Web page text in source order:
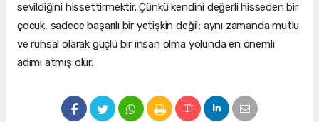
sevildiğini hissettirmektir. Çünkü kendini değerli hisseden bir
çocuk, sadece başarılı bir yetişkin değil; aynı zamanda mutlu
ve ruhsal olarak güçlü bir insan olma yolunda en önemli
adımı atmış olur.